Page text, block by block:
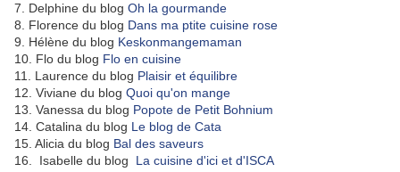
7. Delphine du blog Oh la gourmande
8. Florence du blog Dans ma ptite cuisine rose
9. Hélène du blog Keskonmangemaman
10. Flo du blog Flo en cuisine
11. Laurence du blog Plaisir et équilibre
12. Viviane du blog Quoi qu'on mange
13. Vanessa du blog Popote de Petit Bohnium
14. Catalina du blog Le blog de Cata
15. Alicia du blog Bal des saveurs
16. Isabelle du blog La cuisine d'ici et d'ISCA